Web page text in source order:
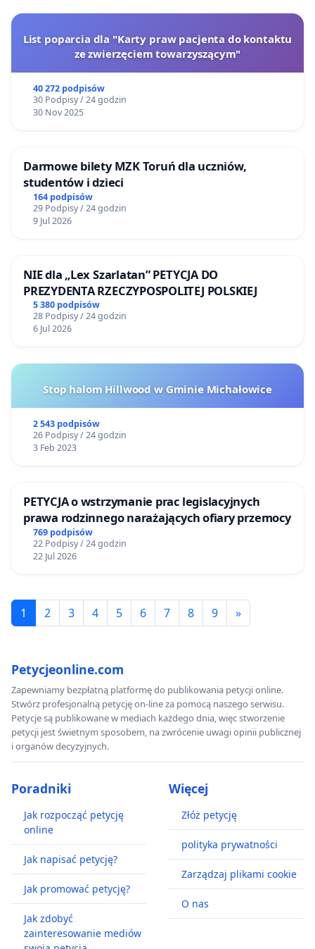
List poparcia dla "Karty praw pacjenta do kontaktu
ze zwierzęciem towarzyszącym"
40 272 podpisów
30 Podpisy / 24 godzin
30 Nov 2025
Darmowe bilety MZK Toruń dla uczniów,
studentów i dzieci
164 podpisów
29 Podpisy / 24 godzin
9 Jul 2026
NIE dla „Lex Szarlatan” PETYCJA DO
PREZYDENTA RZECZYPOSPOLITEJ POLSKIEJ
5 380 podpisów
28 Podpisy / 24 godzin
6 Jul 2026
Stop halom Hillwood w Gminie Michałowice
2 543 podpisów
26 Podpisy / 24 godzin
3 Feb 2023
PETYCJA o wstrzymanie prac legislacyjnych
prawa rodzinnego narażających ofiary przemocy
769 podpisów
22 Podpisy / 24 godzin
22 Jul 2026
1 2 3 4 5 6 7 8 9 »
Petycjeonline.com
Zapewniamy bezpłatną platformę do publikowania petycji online.
Stwórz profesjonalną petycję on-line za pomocą naszego serwisu.
Petycje są publikowane w mediach każdego dnia, więc stworzenie
petycji jest świetnym sposobem, na zwrócenie uwagi opinii publicznej
i organów decyzyjnych.
Poradniki
Jak rozpocząć petycję
online
Jak napisać petycję?
Jak promować petycję?
Jak zdobyć
zainteresowanie mediów
Więcej
Złóż petycję
polityka prywatności
Zarządzaj plikami cookie
O nas